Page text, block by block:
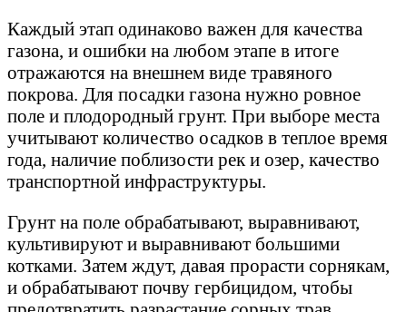
Каждый этап одинаково важен для качества
газона, и ошибки на любом этапе в итоге
отражаются на внешнем виде травяного
покрова. Для посадки газона нужно ровное
поле и плодородный грунт. При выборе места
учитывают количество осадков в теплое время
года, наличие поблизости рек и озер, качество
транспортной инфраструктуры.
Грунт на поле обрабатывают, выравнивают,
культивируют и выравнивают большими
котками. Затем ждут, давая прорасти сорнякам,
и обрабатывают почву гербицидом, чтобы